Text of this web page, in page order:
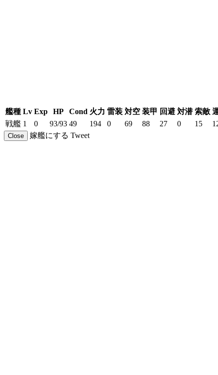
艦種 Lv Exp HP Cond 火力 雷装 対空 装甲 回避 対潜 索敵
戦艦 1 0 93/93 49 194 0 69 88 27 0 15
Close 嫁艦にする Tweet